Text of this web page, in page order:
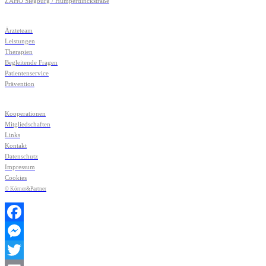
Ärzteteam
Leistungen
Therapien
Begleitende Fragen
Patientenservice
Prävention
Kooperationen
Mitgliedschaften
Links
Kontakt
Datenschutz
Impressum
Cookies
© Körner&Partner
Facebook
Messenger